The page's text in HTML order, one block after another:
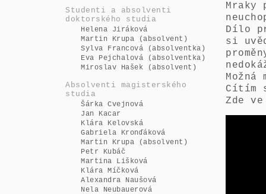
Studenti a absolventi
doktorského studia
Helena Jiráková
Martin Krupa (absolvent)
Sylva Francová (absolventka)
Eva Pejchalová (absolventka)
Miroslav Hašek (absolvent)
Absolventi magisterského
studia
Šárka Cvejnová
Jan Kacar
Klára Kelovská
Gabriela Kronďáková
Martin Krupa (absolvent)
Petr Kubáč
Martina Lišková
Klára Míčková
Alexandra Naušová
Nela Neubauerová
Mraky
Dílo
si
Cítím
Zde